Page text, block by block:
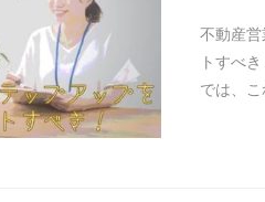
不動産
トすべ
では、